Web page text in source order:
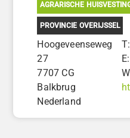
AGRARISCHE
PROVINCIE OVERIJSSEL
Hoogeveenseweg
27
7707 CG
Balkbrug
Nederland
E: